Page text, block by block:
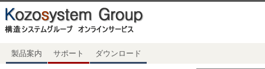
製品案内 サポート ダウンロード